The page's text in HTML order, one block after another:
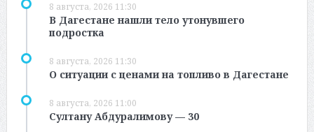
8 августа, 2026 11:30
В Дагестане нашли тело утонувшего
подростка
8 августа, 2026 11:30
О ситуации с ценами на топливо в Дагестане
8 августа, 2026 11:00
Султану Абдуралимову — 30